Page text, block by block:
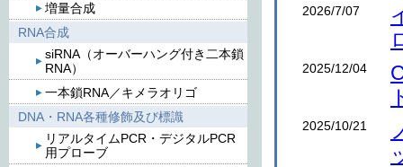
増量合成
RNA合成
siRNA（オーバーハング付き二本鎖
RNA）
一本鎖RNA／キメラオリゴ
DNA・RNA各種修飾及び標識
リアルタイムPCR・デジタルPCR
用プローブ
2026/7/07
2025/12/04
2025/10/21